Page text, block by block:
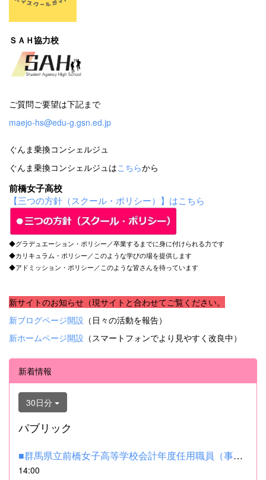
ＳＡＨ協力校
ご質問ご要望は下記まで
maejo-hs@edu-g.gsn.ed.jp
ぐんま乗換コンシェルジュ
ぐんま乗換コンシェルジュはこちらから
前橋女子高校
【三つの方針（スクール・ポリシー）】はこちら
◆グラデュエーション・ポリシー／卒業するまでに身に付けられる力です
◆カリキュラム・ポリシー／このような学びの場を提供します
◆アドミッション・ポリシー／このような皆さんを待っています
新サイトのお知らせ（現サイトと合わせてご覧ください。
新ブログページ開設 （日々の活動を報告）
新ホームページ開設 （スマートフォンでより見やすく改良中）
新着情報
30日分
パブリック
■群馬県立前橋女子高等学校会計年度任用職員（事務補助職）の募集...
14:00